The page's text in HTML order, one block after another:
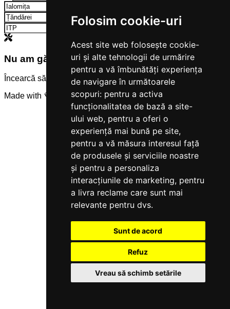
Folosim cookie-uri
Acest site web folosește cookie-
uri și alte tehnologii de urmărire
pentru a vă îmbunătăți experiența
de navigare în următoarele
scopuri: pentru a activa
funcționalitatea de bază a site-
ului web, pentru a oferi o
experiență mai bună pe site,
pentru a vă măsura interesul față
de produsele și serviciile noastre
și pentru a personaliza
interacțiunile de marketing, pentru
a livra reclame care sunt mai
relevante pentru dvs.
Sunt de acord
Refuz
Vreau să schimb setările
×
Nu am găsit servicii
Încearcă să modifici criteriile de căutare.
Made with 💜 by
Servicegest